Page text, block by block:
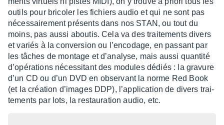
outils pour brico­ler les fichiers audio et qui ne sont pas
néces­sai­re­ment présents dans nos STAN, ou tout du
moins, pas aussi abou­tis. Cela va des trai­te­ments divers
et variés à la conver­sion ou l’en­co­dage, en passant par
les tâches de montage et d’ana­lyse, mais aussi quan­tité
d’opé­ra­tions néces­si­tant des modules dédiés : la gravure
d’un CD ou d’un DVD en obser­vant la norme Red Book
(et la créa­tion d’images DDP), l’ap­pli­ca­tion de divers trai­
te­ments par lots, la restau­ra­tion audio, etc.